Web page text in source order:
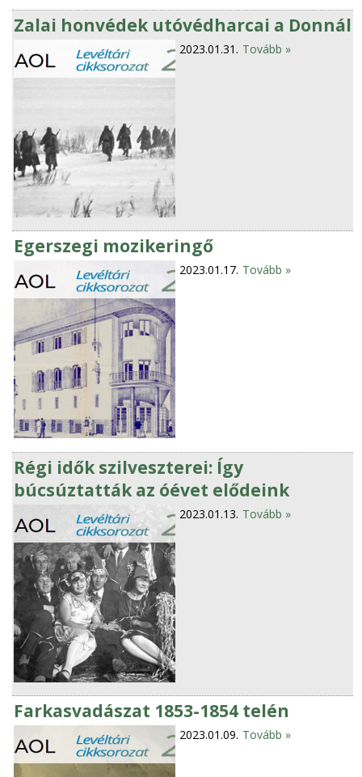
Zalai honvédek utóvédharcai a Donnál
2023.01.31. Tovább »
Egerszegi mozikeringő
2023.01.17. Tovább »
Régi idők szilveszterei: Így
búcsúztatták az óévet elődeink
2023.01.13. Tovább »
Farkasvadászat 1853-1854 telén
2023.01.09. Tovább »